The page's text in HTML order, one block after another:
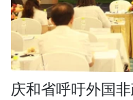
庆和省呼吁外国